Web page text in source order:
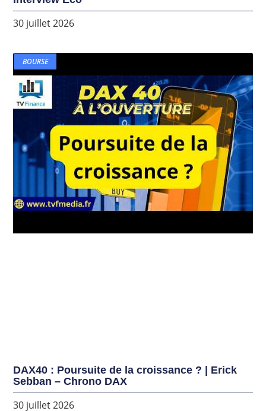
30 juillet 2026
BOURSE
DAX40 : Poursuite de la croissance ? | Erick
Sebban – Chrono DAX
30 juillet 2026